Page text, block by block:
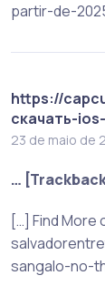
partir-de-
https://
скачать-
23 de maio de
…
[…] Find More
sangalo-no-